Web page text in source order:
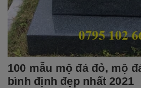
100 mẫu mộ đá đỏ, mộ
bình định đẹp nhất 2021